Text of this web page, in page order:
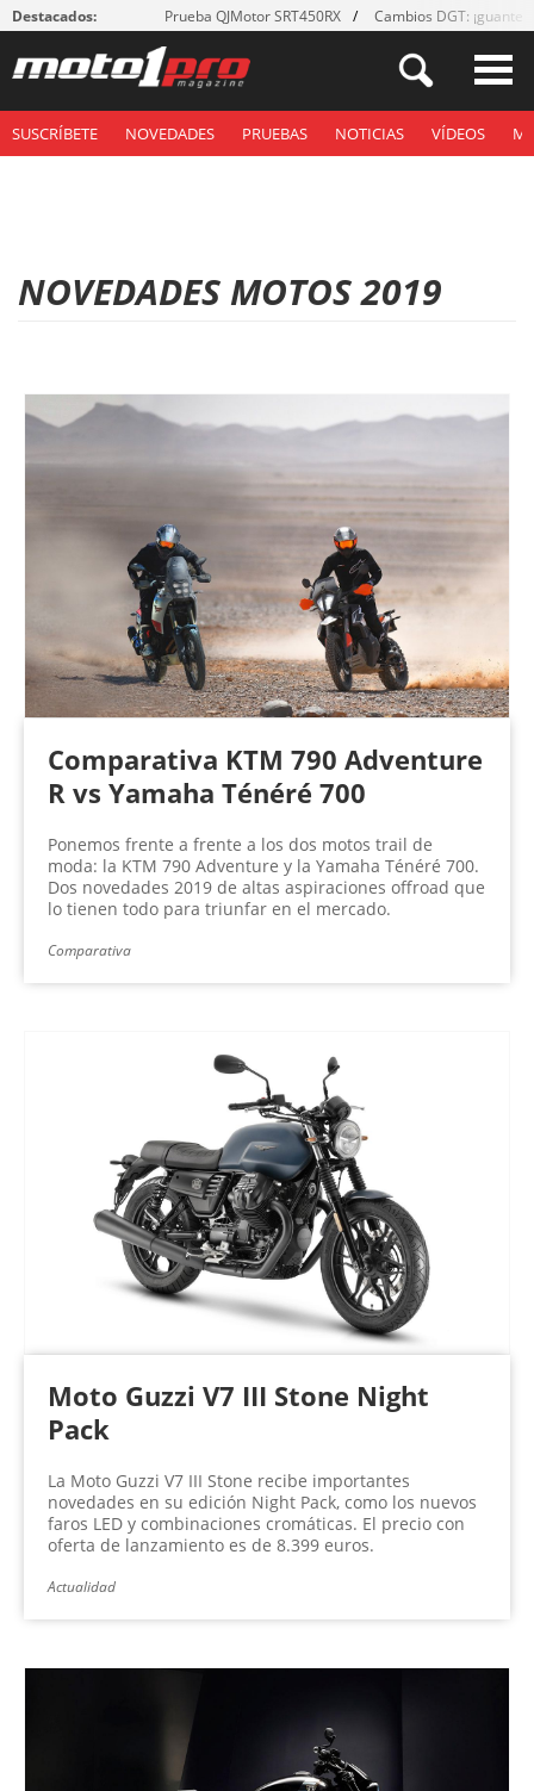
Destacados: Prueba QJMotor SRT450RX Cambios DGT: ¡guantes!
SUSCRÍBETE NOVEDADES PRUEBAS NOTICIAS VÍDEOS
NOVEDADES MOTOS 2019
Comparativa KTM 790 Adventure
R vs Yamaha Ténéré 700
Ponemos frente a frente a los dos motos trail de
moda: la KTM 790 Adventure y la Yamaha Ténéré 700.
Dos novedades 2019 de altas aspiraciones offroad que
lo tienen todo para triunfar en el mercado.
Comparativa
Moto Guzzi V7 III Stone Night
Pack
La Moto Guzzi V7 III Stone recibe importantes
novedades en su edición Night Pack, como los nuevos
faros LED y combinaciones cromáticas. El precio con
oferta de lanzamiento es de 8.399 euros.
Actualidad